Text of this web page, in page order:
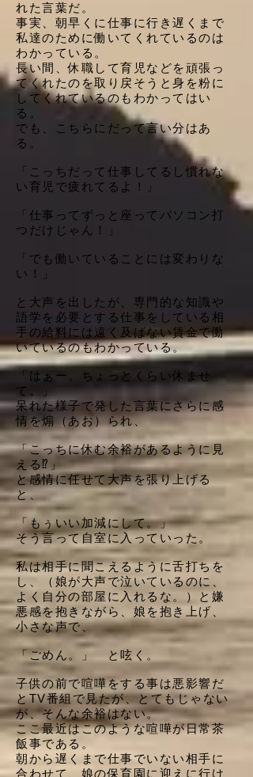
れた言葉だ。
事実、朝早くに仕事に行き遅くまで
私達のために働いてくれているのは
わかっている。
長い間、休職して育児などを頑張っ
てくれたのを取り戻そうと身を粉に
してくれているのもわかってはい
る。
でも、こちらにだって言い分はあ
る。
「こっちだって仕事してるし慣れな
い育児で疲れてるよ！」
「仕事ってずっと座ってパソコン打
つだけじゃん！」
「でも働いていることには変わりな
い！」
と大声を出したが、専門的な知識や
語学を必要とする仕事をしている相
手の給料には遠く及ばない賃金で働
いているのもわかっている。
「はぁー。ちょっとくらい休ませ
て。」
呆れた様子で発した言葉にさらに感
情を煽（あお）られ、
「こっちに休む余裕があるように見
える⁉︎」
と感情に任せて大声を張り上げる
と、
「もぅいい加減にして。」
そう言って自室に入っていった。
私は相手に聞こえるように舌打ちを
し、（娘が大声で泣いているのに、
よく自分の部屋に入れるな。）と嫌
悪感を抱きながら、娘を抱き上げ、
小さな声で、
「ごめん。」 と呟く。
子供の前で喧嘩をする事は悪影響だ
とTV番組で見たが、とてもじゃない
が、そんな余裕はない。
ここ最近はこのような喧嘩が日常茶
飯事である。
朝から遅くまで仕事でいない相手に
合わせて、娘の保育園に迎えに行け